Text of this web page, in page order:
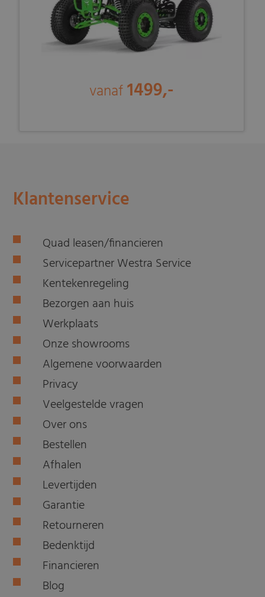
vanaf1499,-
Klantenservice
Quad leasen/financieren
Servicepartner Westra Service
Kentekenregeling
Bezorgen aan huis
Werkplaats
Onze showrooms
Algemene voorwaarden
Privacy
Veelgestelde vragen
Over ons
Bestellen
Afhalen
Levertijden
Garantie
Retourneren
Bedenktijd
Financieren
Blog